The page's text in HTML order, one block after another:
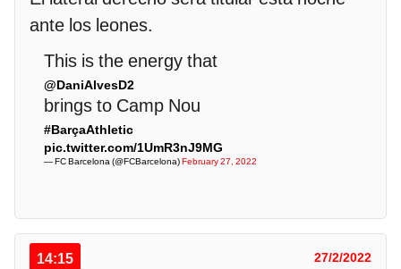
ante los leones.
This is the energy that
@DaniAlvesD2
brings to Camp Nou
#BarçaAthletic
pic.twitter.com/1UmR3nJ9MG
— FC Barcelona (@FCBarcelona)February 27, 2022
14:15 27/2/2022